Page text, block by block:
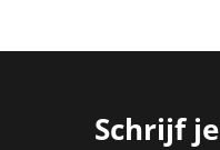
Schrijf